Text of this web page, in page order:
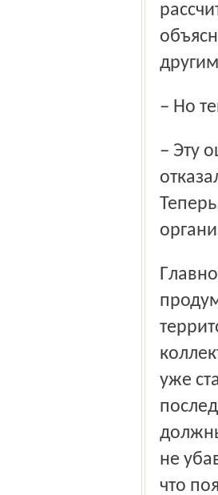
– Но
– Эту ошибку исправить очень сложно. Акционеры
Главное, что работу эту следует проводить взвешенно,
уже
не
что